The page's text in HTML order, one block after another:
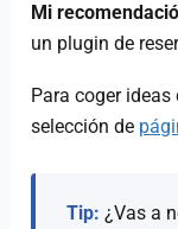
Mi
un plugin de
Para coger
selección de
Tip: ¿Vas a